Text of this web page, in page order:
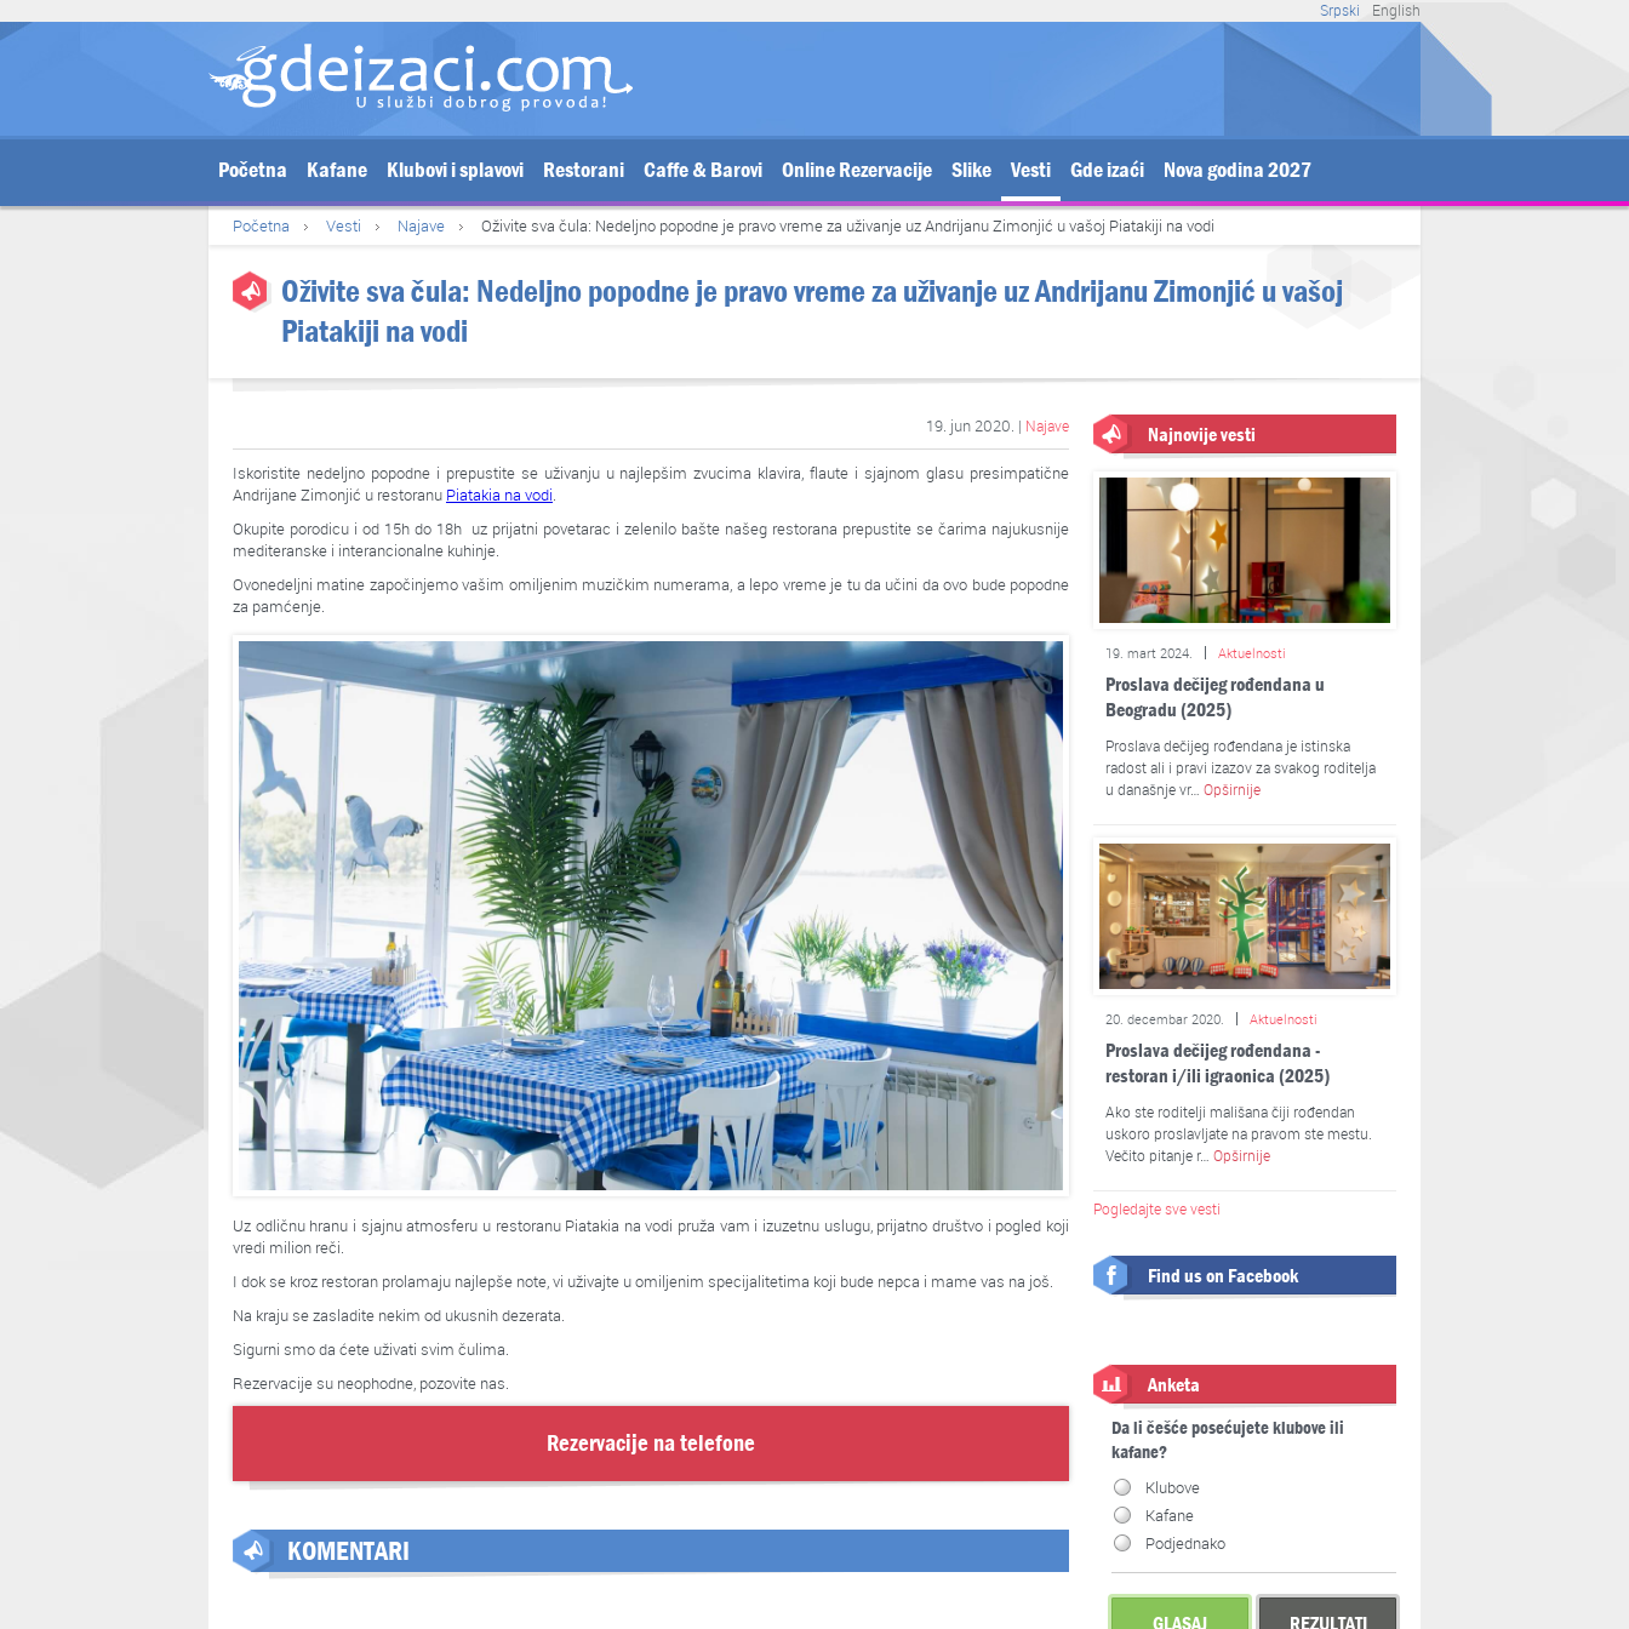
English
Srpski
Početna Kafane Klubovi i splavovi Restorani Caffe & Barovi Online Rezervacije Slike Vesti Gde izaći Nova godina 2027
Početna Vesti Najave Oživite sva čula: Nedeljno popodne je pravo vreme za uživanje uz Andrijanu Zimonjić u vašoj Piatakiji na vodi
Oživite sva čula: Nedeljno popodne je pravo vreme za uživanje uz Andrijanu Zimonjić u vašoj
Piatakiji na vodi
19. jun 2020. | Najave
Iskoristite nedeljno popodne i prepustite se uživanju u najlepšim zvucima klavira, flaute i sjajnom glasu presimpatične
Andrijane Zimonjić u restoranu Piatakia na vodi.
Okupite porodicu i od 15h do 18h uz prijatni povetarac i zelenilo bašte našeg restorana prepustite se čarima najukusnije
mediteranske i interancionalne kuhinje.
Ovonedeljni matine započinjemo vašim omiljenim muzičkim numerama, a lepo vreme je tu da učini da ovo bude popodne
za pamćenje.
Uz odličnu hranu i sjajnu atmosferu u restoranu Piatakia na vodi pruža vam i izuzetnu uslugu, prijatno društvo i pogled koji
vredi milion reči.
I dok se kroz restoran prolamaju najlepše note, vi uživajte u omiljenim specijalitetima koji bude nepca i mame vas na još.
Na kraju se zasladite nekim od ukusnih dezerata.
Sigurni smo da ćete uživati svim čulima.
Rezervacije su neophodne, pozovite nas.
Rezervacije na telefone
KOMENTARI
Najnovije vesti
19. mart 2024. Aktuelnosti
Proslava dečijeg rođendana u
Beogradu (2025)
Proslava dečijeg rođendana je istinska
radost ali i pravi izazov za svakog roditelja
u današnje vr… Opširnije
20. decembar 2020. Aktuelnosti
Proslava dečijeg rođendana -
restoran i/ili igraonica (2025)
Ako ste roditelji mališana čiji rođendan
uskoro proslavljate na pravom ste mestu.
Večito pitanje r… Opširnije
Pogledajte sve vesti
Find us on Facebook
Anketa
Da li češće posećujete klubove ili
kafane?
Klubove
Kafane
Podjednako
GLASAJ REZULTATI